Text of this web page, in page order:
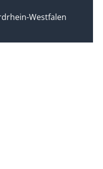
Westfalen